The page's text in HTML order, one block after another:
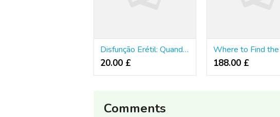
Disfunção Erétil: Quando Devo Buscar Auxílio Médica?
20.00 £ 188.00 £
Comments